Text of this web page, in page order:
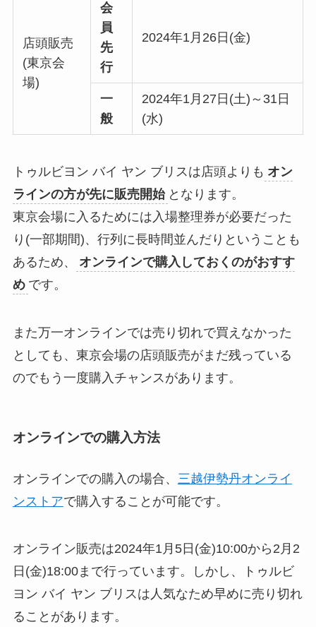
店頭販売
(東京会
場)
会
員
先
行
2024年1月26日(金)
一
般
2024年1月27日(土)～31日
(水)
トゥルビヨン バイ ヤン ブリスは店頭よりも オン
ラインの方が先に販売開始 となります。
東京会場に入るためには入場整理券が必要だった
り(一部期間)、行列に長時間並んだりということも
あるため、
オンラインで購入しておくのがおすす
め です。
また万一オンラインでは売り切れで買えなかった
としても、東京会場の店頭販売がまだ残っている
のでもう一度購入チャンスがあります。
オンラインでの購入方法
オンラインでの購入の場合、 三越伊勢丹オンライ
ンストアで購入することが可能です。
オンライン販売は2024年1月5日(金)10:00から2月2
日(金)18:00まで行っています。しかし、トゥルビ
ヨン バイ ヤン ブリスは人気なため早めに売り切れ
ることがあります。